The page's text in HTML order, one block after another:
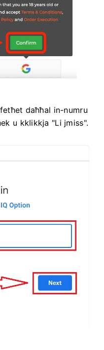
daħħal in-numru
u kklikkja "Li jmiss".